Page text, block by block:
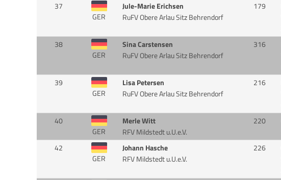
37
GER
Jule-Marie Erichsen
RuFV Obere Arlau Sitz Behrendorf
179
38
GER
Sina Carstensen
RuFV Obere Arlau Sitz Behrendorf
316
39
GER
Lisa Petersen
RuFV Obere Arlau Sitz Behrendorf
216
40
GER
Merle Witt
RFV Mildstedt u.U.e.V.
220
42
GER
Johann Hasche
RFV Mildstedt u.U.e.V.
226